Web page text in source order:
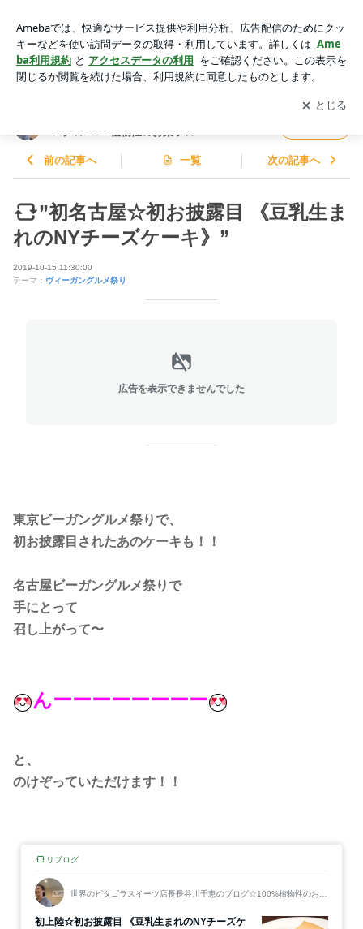
世界のピタゴラスイーツ店長長谷川千恵のブログ☆100%植物
性のお菓子☆
アプリをダウンロードして ブログの更新通知
を受け取りまし
ょう。
開く
ログ☆100%植物性のお菓子☆
前の記事へ 一覧 次の記事へ
”初名古屋☆初お披露目 《豆乳生ま
れのNYチーズケーキ》”
2019-10-15 11:30:00
テーマ： ヴィーガングルメ祭り
広告を表示できませんでした
東京ビーガングルメ祭りで、
初お披露目されたあのケーキも！！
名古屋ビーガングルメ祭りで
手にとって
召し上がって〜
んーーーーーーーー
と、
のけぞっていただけます！！